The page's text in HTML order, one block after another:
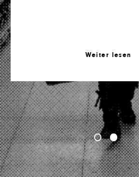
Weiter lesen